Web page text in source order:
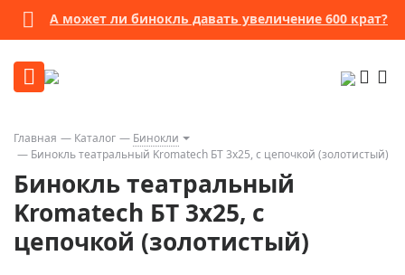
А может ли бинокль давать увеличение 600 крат?
Главная Каталог
Бинокли
Бинокль театральный Kromatech БТ 3x25, с цепочкой (золотистый)
Бинокль театральный
Kromatech БТ 3x25, с
цепочкой (золотистый)